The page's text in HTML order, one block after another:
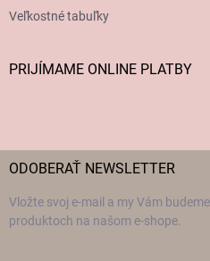
Veľkostné tabuľky
PRIJÍMAME ONLINE PLATBY
ODOBERAŤ NEWSLETTER
Vložte svoj e-mail a my Vám
produktoch na našom e-shope.